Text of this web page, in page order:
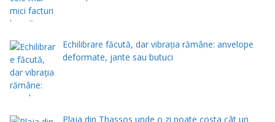
Echilibrare făcută, dar vibrația rămâne: anvelope
deformate, jante sau butuci
Plaja din Thassos unde o zi poate costa cât un